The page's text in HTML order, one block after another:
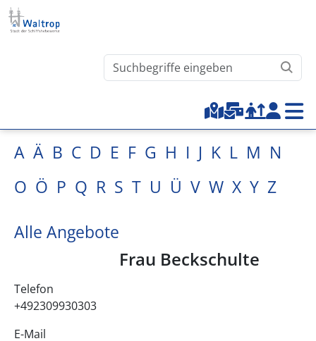
Direkt zum Inhalt
Waltrop.de durchsuchen
Top-Menu
A Ä B C D E F G H I J K L M N
O Ö P Q R S T U Ü V W X Y Z
Alle Angebote
Frau Beckschulte
Telefon
+492309930303
E-Mail